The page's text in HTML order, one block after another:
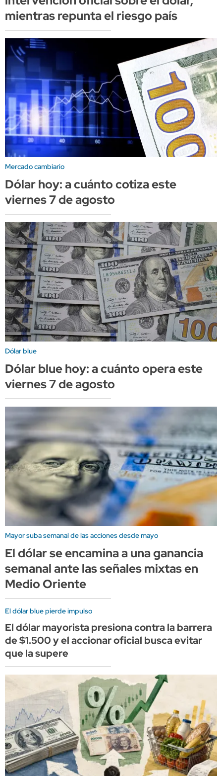
mientras repunta el riesgo país
Mercado cambiario
Dólar hoy: a cuánto cotiza este
viernes 7 de agosto
Dólar blue
Dólar blue hoy: a cuánto opera este
viernes 7 de agosto
Mayor suba semanal de las acciones desde mayo
El dólar se encamina a una ganancia
semanal ante las señales mixtas en
Medio Oriente
El dólar blue pierde impulso
El dólar mayorista presiona contra la barrera
de $1.500 y el accionar oficial busca evitar
que la supere